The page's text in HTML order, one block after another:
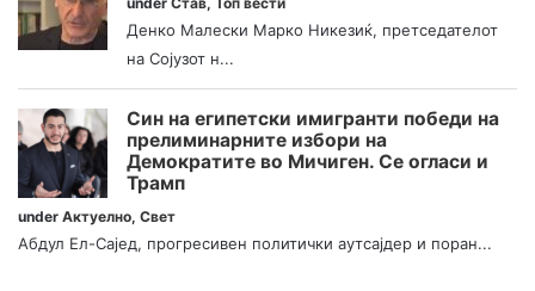
Денко Малески Марко Никезиќ, претседателот
на Сојузот н...
Син на египетски имигранти победи на
прелиминарните избори на
Демократите во Мичиген. Се огласи и
Трамп
under Актуелно, Свет
Абдул Ел-Сајед, прогресивен политички аутсајдер и поран...